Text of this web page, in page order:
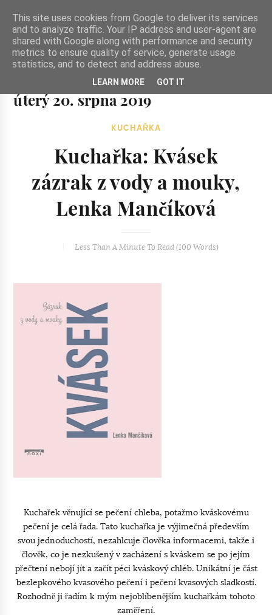
Ze zahrady do kuchyně
Ze zahrady do kuchyně...inspirativní vegetariánské recepty
a skvělé jídlo.
úterý 20. srpna 2019
KUCHAŘKA
Kuchařka: Kvásek
zázrak z vody a mouky,
Lenka Mančíková
Less Than A MinuteTo Read (100 Words)
Kuchařek věnující se pečení chleba, potažmo kváskovému
pečení je celá řada. Tato kuchařka je výjimečná především
svou jednoduchostí, nezahlcuje člověka informacemi, takže i
člověk, co je nezkušený v zacházení s kváskem se po jejím
přečtení nebojí jít a začít péci kváskový chléb. Unikátní je část
bezlepkového kvasového pečení i pečení kvasových sladkostí.
Rozhodně ji řadím k mým nejoblíbenějším kuchařkám tohoto
zaměření.
This site uses cookies from Google to deliver its services
and to analyze traffic. Your IP address and user-agent are
shared with Google along with performance and security
metrics to ensure quality of service, generate usage
statistics, and to detect and address abuse.
LEARN MORE GOT IT